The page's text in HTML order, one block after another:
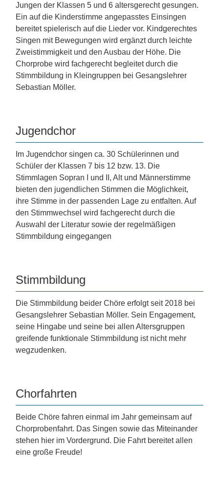
Jungen der Klassen 5 und 6 altersgerecht gesungen.
Ein auf die Kinderstimme angepasstes Einsingen
bereitet spielerisch auf die Lieder vor. Kindgerechtes
Singen mit Bewegungen wird ergänzt durch leichte
Zweistimmigkeit und den Ausbau der Höhe. Die
Chorprobe wird fachgerecht begleitet durch die
Stimmbildung in Kleingruppen bei Gesangslehrer
Sebastian Möller.
Jugendchor
Im Jugendchor singen ca. 30 Schülerinnen und
Schüler der Klassen 7 bis 12 bzw. 13. Die
Stimmlagen Sopran I und II, Alt und Männerstimme
bieten den jugendlichen Stimmen die Möglichkeit,
ihre Stimme in der passenden Lage zu entfalten. Auf
den Stimmwechsel wird fachgerecht durch die
Auswahl der Literatur sowie der regelmäßigen
Stimmbildung eingegangen
Stimmbildung
Die Stimmbildung beider Chöre erfolgt seit 2018 bei
Gesangslehrer Sebastian Möller. Sein Engagement,
seine Hingabe und seine bei allen Altersgruppen
greifende funktionale Stimmbildung ist nicht mehr
wegzudenken.
Chorfahrten
Beide Chöre fahren einmal im Jahr gemeinsam auf
Chorprobenfahrt. Das Singen sowie das Miteinander
stehen hier im Vordergrund. Die Fahrt bereitet allen
eine große Freude!